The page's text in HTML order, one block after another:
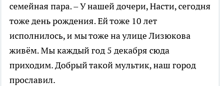
семейная пара. – У нашей дочери, Насти, сегодня
тоже день рождения. Ей тоже 10 лет
исполнилось, и мы тоже на улице Лизюкова
живём. Мы каждый год 5 декабря сюда
приходим. Добрый такой мультик, наш город
прославил.